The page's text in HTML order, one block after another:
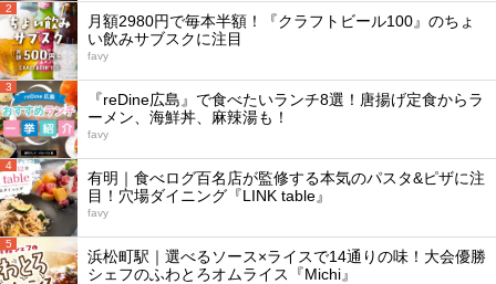
2
月額2980円で毎本半額！『クラフトビール100』のちょ
い飲みサブスクに注目
favy
3
『reDine広島』で食べたいランチ8選！唐揚げ定食からラ
ーメン、海鮮丼、麻辣湯も！
favy
4
有明｜食べログ百名店が監修する本気のパスタ&ピザに注
目！穴場ダイニング『LINK table』
favy
5
浜松町駅｜選べるソース×ライスで14通りの味！大会優勝
シェフのふわとろオムライス『Michi』